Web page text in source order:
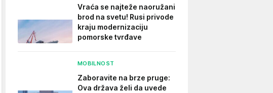
Vraća se najteže naoružani
brod na svetu! Rusi privode
kraju modernizaciju
pomorske tvrđave
MOBILNOST
Zaboravite na brze pruge:
Ova država želi da uvede